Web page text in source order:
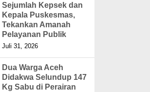
Sejumlah Kepsek dan
Kepala Puskesmas,
Tekankan Amanah
Pelayanan Publik
Juli 31, 2026
Dua Warga Aceh
Didakwa Selundup 147
Kg Sabu di Perairan